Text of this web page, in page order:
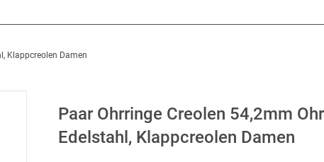
Klappcreolen Damen
Paar Ohrringe Creolen 54,2mm
Edelstahl, Klappcreolen Damen